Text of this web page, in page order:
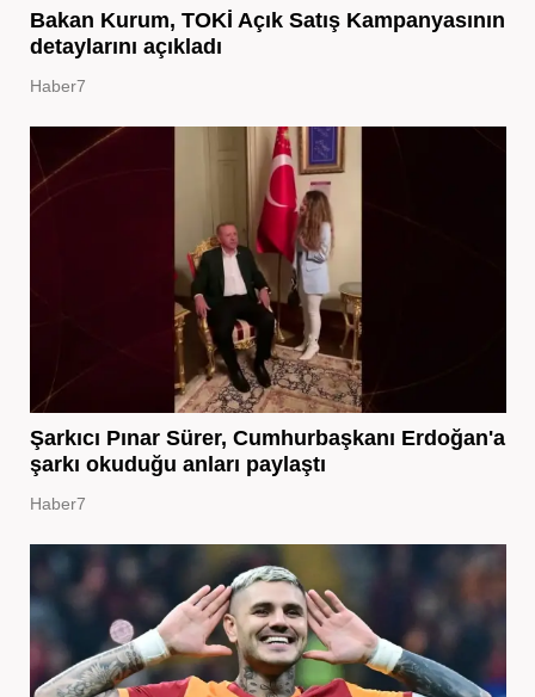
Bakan Kurum, TOKİ Açık Satış Kampanyasının
detaylarını açıkladı
Haber7
Şarkıcı Pınar Sürer, Cumhurbaşkanı Erdoğan'a
şarkı okuduğu anları paylaştı
Haber7